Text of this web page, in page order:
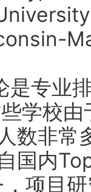
是专业
学校
数非常
国内
项目